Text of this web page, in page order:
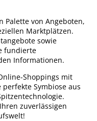
Palette von Angeboten,
Marktplätzen.
sowie
fundierte
Informationen.
Shoppings mit
Symbiose aus
zuverlässigen